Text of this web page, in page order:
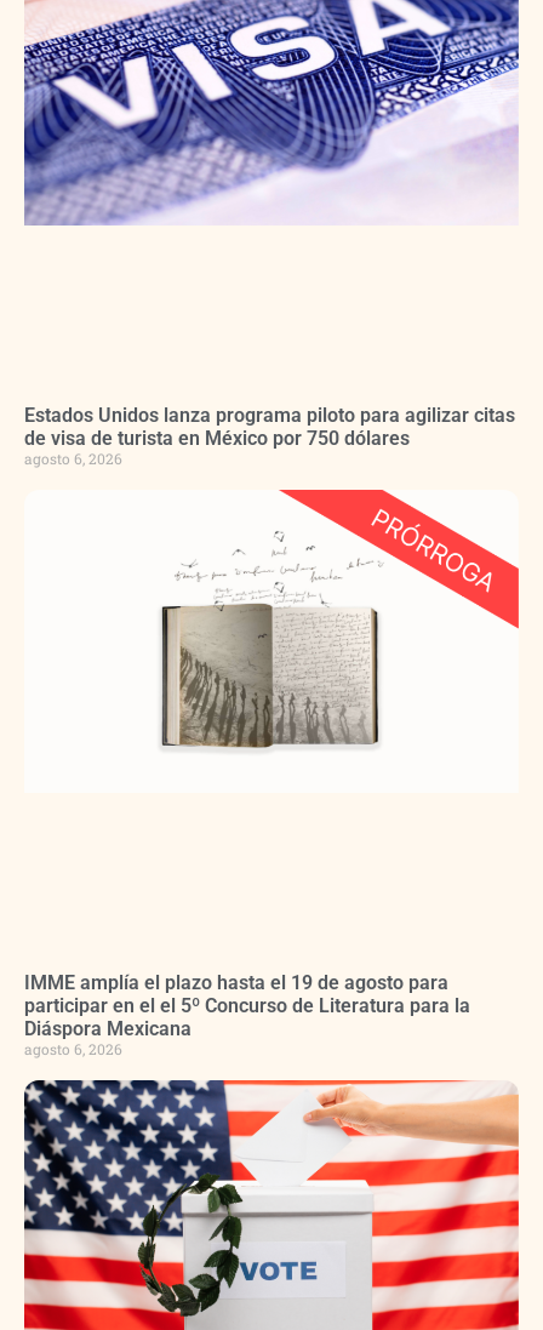
Estados Unidos lanza programa piloto para agilizar citas
de visa de turista en México por 750 dólares
agosto 6, 2026
IMME amplía el plazo hasta el 19 de agosto para
participar en el el 5º Concurso de Literatura para la
Diáspora Mexicana
agosto 6, 2026